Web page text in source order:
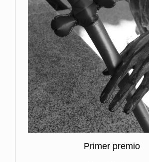
Primer premio